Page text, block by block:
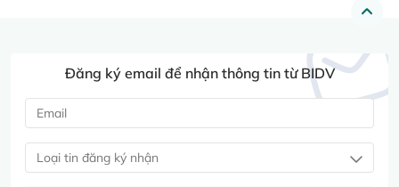
Đăng ký email để nhận thông tin từ BIDV
Loại tin đăng ký nhận